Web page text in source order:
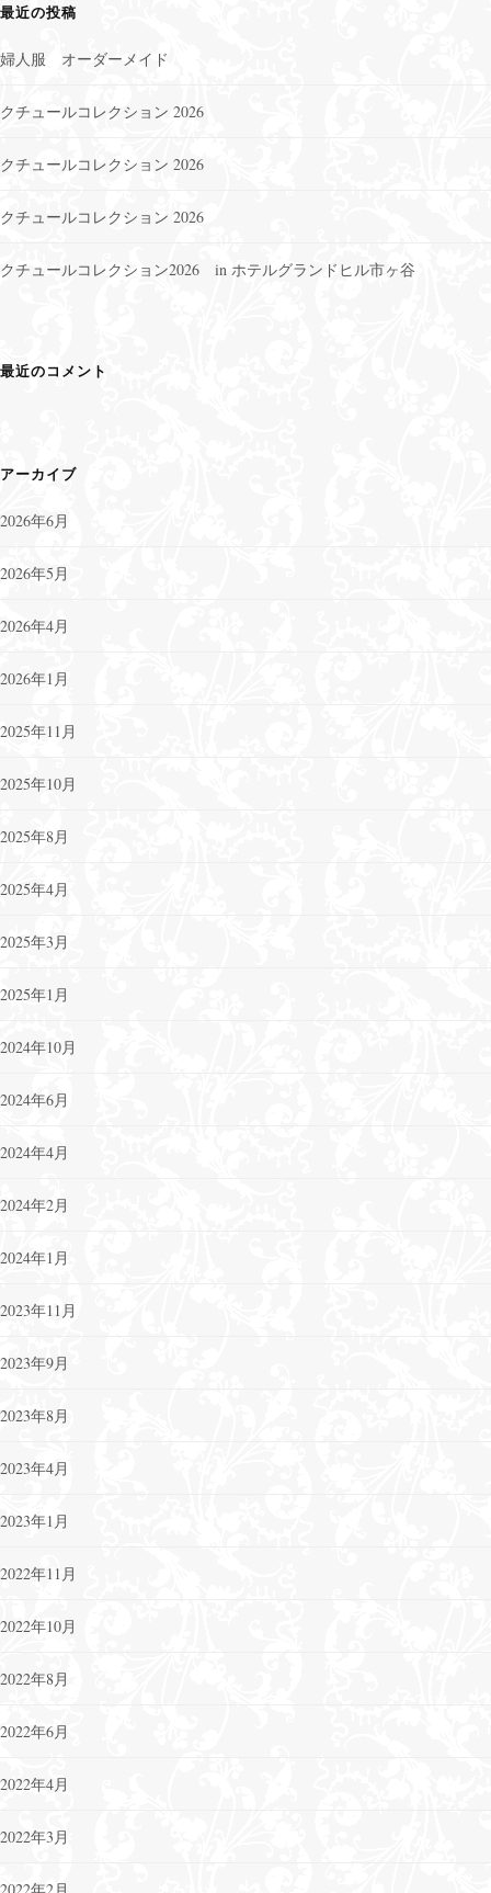
最近の投稿
婦人服 オーダーメイド
クチュールコレクション 2026
クチュールコレクション 2026
クチュールコレクション 2026
クチュールコレクション2026 in ホテルグランドヒル市ヶ谷
最近のコメント
アーカイブ
2026年6月
2026年5月
2026年4月
2026年1月
2025年11月
2025年10月
2025年8月
2025年4月
2025年3月
2025年1月
2024年10月
2024年6月
2024年4月
2024年2月
2024年1月
2023年11月
2023年9月
2023年8月
2023年4月
2023年1月
2022年11月
2022年10月
2022年8月
2022年6月
2022年4月
2022年3月